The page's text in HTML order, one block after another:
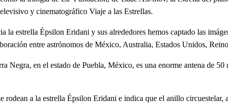
y cinematográfico Viaje a las Estrellas.
estrella Épsilon Eridani y sus alrededores hemos captado las
entre astrónomos de México, Australia, Estados Unidos,
en el estado de Puebla, México, es una enorme antena de
a la estrella Épsilon Eridani e indica que el anillo